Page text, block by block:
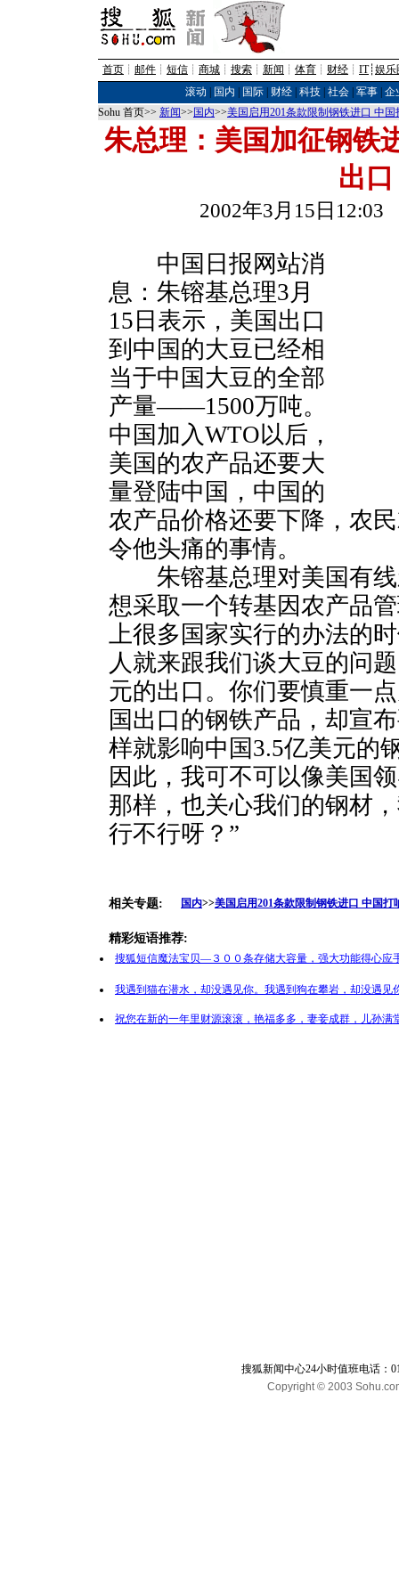
首页 ┊ 邮件 ┊ 短信 ┊ 商城 ┊ 搜索 ┊ 新闻 ┊ 体育 ┊ 财经 ┊ IT┊ 娱乐
滚动
国内 国际| 财经| 科技| 社会| 军事| 企
Sohu 首页>> 新闻>> 国内>>美国启用201条款限制钢铁进口 中
朱总理：美国加征钢铁
出口
2002年3月15日
中国日报网站消
息：朱镕基总理3月
15日表示，美国出口
到中国的大豆已经相
当于中国大豆的全部
产量——1500万吨。
中国加入WTO以后，
美国的农产品还要大
量登陆中国，中国的
农产品价格还要下降，农
令他头痛的事情。
朱镕基总理对美国有线
想采取一个转基因农产品
上很多国家实行的办法的
人就来跟我们谈大豆的问
元的出口。你们要慎重一
国出口的钢铁产品，却宣
样就影响中国3.5亿美元的
因此，我可不可以像美国
那样，也关心我们的钢材
行不行呀？”
相关专题: 国内>>美国启用201条款限制钢铁进口 中国打
精彩短语推荐:
搜狐短信魔法宝贝—３００条存储大容量，强大功能得心应
我遇到猫在潜水，却没遇见你。我遇到狗在攀岩，却没遇
祝您在新的一年里财源滚滚，艳福多多，妻妾成群，儿孙
搜狐新闻中心24小时值班电话：
Copyright © 2003